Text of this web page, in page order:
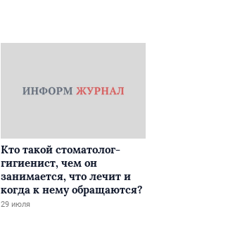
Кто такой стоматолог-
гигиенист, чем он
занимается, что лечит и
когда к нему обращаются?
29 июля